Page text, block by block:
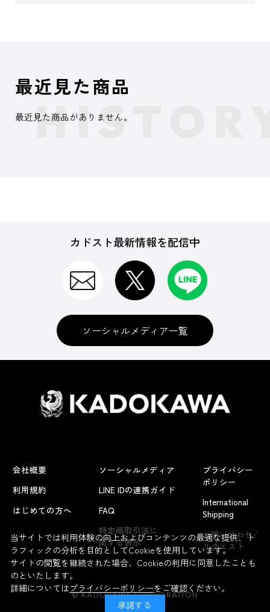
よくあるお問い合わせ
最近見た商品
最近見た商品がありません。
カドスト最新情報を配信中
ソーシャルメディア一覧
会社概要
利用規約
はじめての方へ
ソーシャルメディア
LINE IDの連携ガイド
FAQ
特定商取引法に
関する表示
プライバシー
ポリシー
International
Shipping
お問い合わせ/
リクエスト
© KADOKAWA CORPORATION
当サイトでは利用体験の向上およびコンテンツの最適な提供、ト
ラフィックの分析を目的としてCookieを使用しています。
サイトの閲覧を継続された場合、Cookieの利用に同意したことも
のといたします。
詳細についてはプライバシーポリシーをご確認ください。
承諾する